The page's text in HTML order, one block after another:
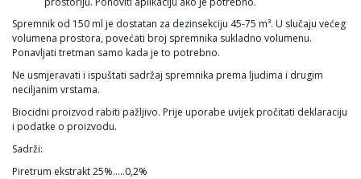
Spremnik od 150 ml je dostatan za dezinsekciju 45-75 m³. U slučaju većeg
volumena prostora, povećati broj spremnika sukladno volumenu.
Ponavljati tretman samo kada je to potrebno.
Ne usmjeravati i ispuštati sadržaj spremnika prema ljudima i drugim
neciljanim vrstama.
Biocidni proizvod rabiti pažljivo. Prije uporabe uvijek pročitati deklaraciju
i podatke o proizvodu.
Sadrži:
Piretrum ekstrakt 25%.....0,2%